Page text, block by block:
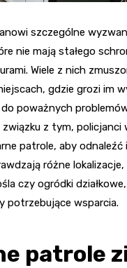
szczególne
nie mają stałego
Wiele z nich
gdzie grozi im
poważnych
związku z tym, policjanci
patrole, aby
różne
czy ogródki
potrzebujące wsparcia.
patrole